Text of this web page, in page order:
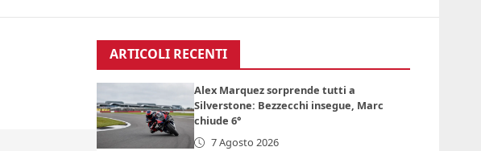
ARTICOLI RECENTI
Alex Marquez sorprende tutti a
Silverstone: Bezzecchi insegue, Marc
chiude 6°
7 Agosto 2026